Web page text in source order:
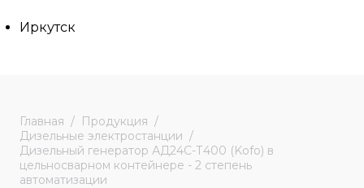
Иркутск
Главная
Продукция
Дизельные электростанции
Дизельный генератор АД24С-Т400 (Kofo) в
цельносварном контейнере - 2 степень
автоматизации